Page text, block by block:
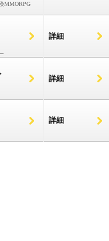
MMORPG
詳細
詳細
詳細